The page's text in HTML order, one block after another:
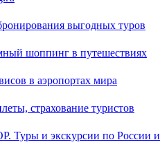
выгодных туров
шоппинг в путешествиях
в аэропортах мира
страхование туристов
Туры и экскурсии по России